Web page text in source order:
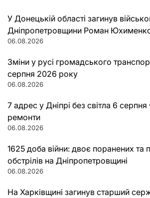
У Донецькій області загинув
Дніпропетровщини Роман
06.08.2026
Зміни у русі громадського
серпня 2026 року
06.08.2026
7 адрес у Дніпрі без світла 6 серпня
ремонти
06.08.2026
1625 доба війни: двоє поранених та
обстрілів на Дніпропетровщині
06.08.2026
На Харківщині загинув старший